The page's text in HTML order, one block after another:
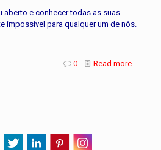
aberto e conhecer todas as suas
impossível para qualquer um de nós.
0 Read more